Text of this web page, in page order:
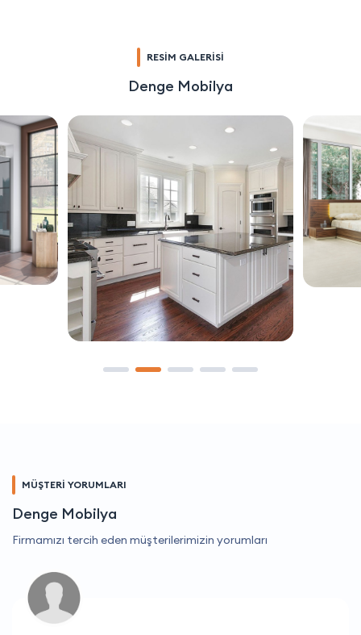
RESİM GALERİSİ
Denge Mobilya
MÜŞTERİ YORUMLARI
Denge Mobilya
Firmamızı tercih eden müşterilerimizin yorumları